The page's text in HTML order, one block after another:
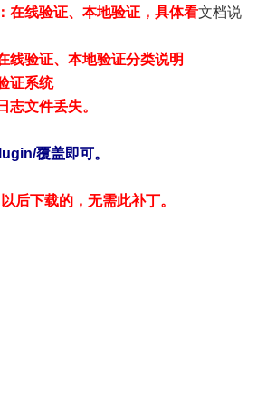
在线验证、本地验证，具体看文档说
线验证、本地验证分类说明
证系统
志文件丢失。
覆盖即可。
后下载的，无需此补丁。